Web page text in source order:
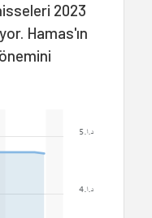
2023
Hamas'ın